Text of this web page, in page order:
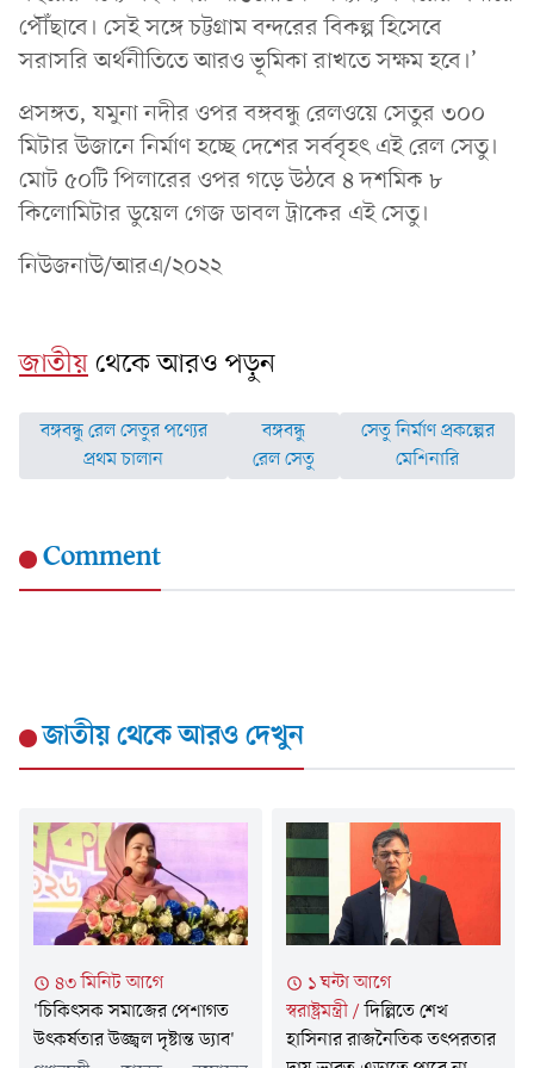
পৌঁছাবে। সেই সঙ্গে চট্টগ্রাম বন্দরের বিকল্প হিসেবে
সরাসরি অর্থনীতিতে আরও ভূমিকা রাখতে সক্ষম হবে।’
প্রসঙ্গত, যমুনা নদীর ওপর বঙ্গবন্ধু রেলওয়ে সেতুর ৩০০
মিটার উজানে নির্মাণ হচ্ছে দেশের সর্ববৃহৎ এই রেল সেতু।
মোট ৫০টি পিলারের ওপর গড়ে উঠবে ৪ দশমিক ৮
কিলোমিটার ডুয়েল গেজ ডাবল ট্রাকের এই সেতু।
নিউজনাউ/আরএ/২০২২
জাতীয়থেকে আরও পড়ুন
বঙ্গবন্ধু রেল সেতুর পণ্যের
প্রথম চালান
বঙ্গবন্ধু
রেল সেতু
সেতু নির্মাণ প্রকল্পের
মেশিনারি
Comment
জাতীয়থেকে আরও দেখুন
৪৩ মিনিট আগে
'চিকিৎসক সমাজের পেশাগত
উৎকর্ষতার উজ্জ্বল দৃষ্টান্ত ড্যাব'
১ ঘন্টা আগে
স্বরাষ্ট্রমন্ত্রী/দিল্লিতে শেখ
হাসিনার রাজনৈতিক তৎপরতার